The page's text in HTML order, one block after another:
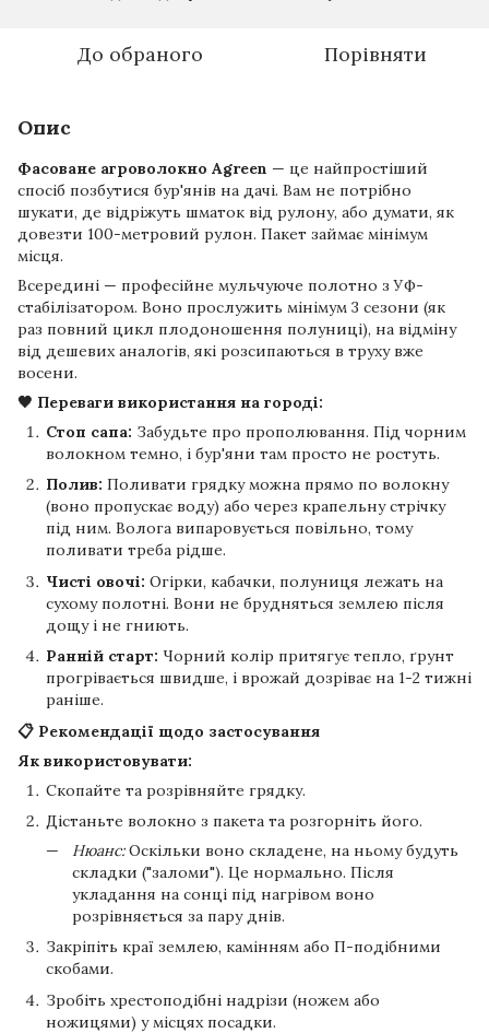
До обраного Порівняти
Опис
Фасоване агроволокно Agreen — це найпростіший
спосіб позбутися бур'янів на дачі. Вам не потрібно
шукати, де відріжуть шматок від рулону, або думати, як
довезти 100-метровий рулон. Пакет займає мінімум
місця.
Всередині — професійне мульчуюче полотно з УФ-
стабілізатором. Воно прослужить мінімум 3 сезони (як
раз повний цикл плодоношення полуниці), на відміну
від дешевих аналогів, які розсипаються в труху вже
восени.
🖤 Переваги використання на городі:
Стоп сапа: Забудьте про прополювання. Під чорним
волокном темно, і бур'яни там просто не ростуть.
Полив: Поливати грядку можна прямо по волокну
(воно пропускає воду) або через крапельну стрічку
під ним. Волога випаровується повільно, тому
поливати треба рідше.
Чисті овочі: Огірки, кабачки, полуниця лежать на
сухому полотні. Вони не брудняться землею після
дощу і не гниють.
Ранній старт: Чорний колір притягує тепло, ґрунт
прогрівається швидше, і врожай дозріває на 1-2 тижні
раніше.
📋 Рекомендації щодо застосування
Як використовувати:
Скопайте та розрівняйте грядку.
Дістаньте волокно з пакета та розгорніть його.
Нюанс:Оскільки воно складене, на ньому будуть
складки ("заломи"). Це нормально. Після
укладання на сонці під нагрівом воно
розрівняється за пару днів.
Закріпіть краї землею, камінням або П-подібними
скобами.
Зробіть хрестоподібні надрізи (ножем або
ножицями) у місцях посадки.